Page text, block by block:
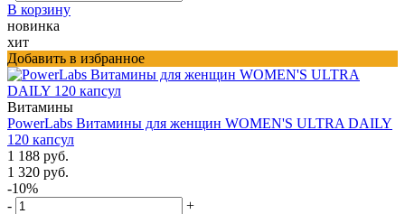
В корзину
новинка
хит
Добавить в избранное
Витамины
PowerLabs Витамины для женщин WOMEN'S ULTRA DAILY
120 капсул
1 188 руб.
1 320 руб.
-10%
-
+